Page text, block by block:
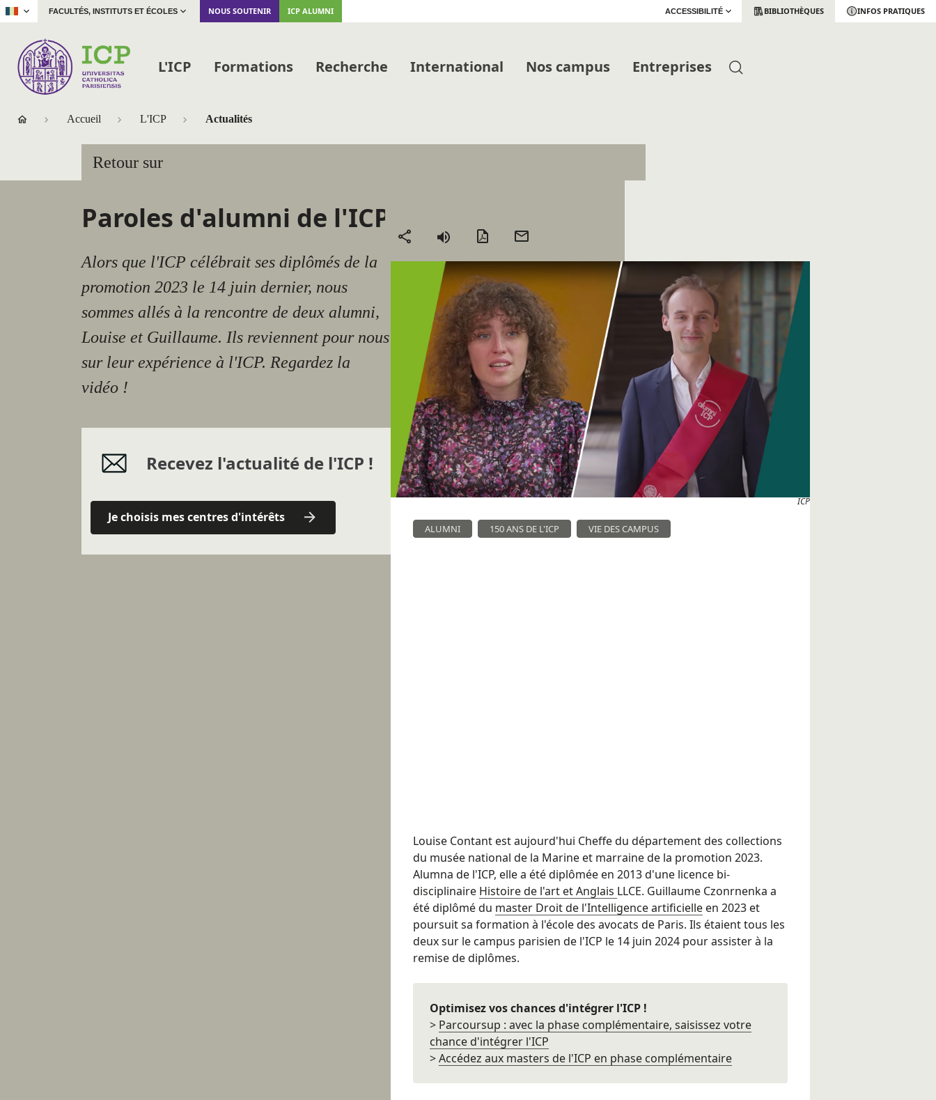
| FACULTÉS, INSTITUTS ET ÉCOLES NOUS SOUTENIR ICP ALUMNI ACCESSIBILITÉ BIBLIOTHÈQUES INFOS PRATIQUES
L'ICP Formations Recherche International Nos campus Entreprises
Accueil L'ICP Actualités
Retour sur
Paroles d'alumni de l'ICP
Alors que l'ICP célébrait ses diplômés de la
promotion 2023 le 14 juin dernier, nous
sommes allés à la rencontre de deux alumni,
Louise et Guillaume. Ils reviennent pour nous
sur leur expérience à l'ICP. Regardez la
vidéo !
Recevez l'actualité de l'ICP !
Je choisis mes centres d'intérêts
Partager
Version
mail
ICP
ALUMNI 150 ANS DE L'ICP VIE DES CAMPUS
Louise Contant est aujourd'hui Cheffe du département des collections
du musée national de la Marine et marraine de la promotion 2023.
Alumna de l'ICP, elle a été diplômée en 2013 d'une licence bi-
disciplinaire Histoire de l'art et Anglais LLCE. Guillaume Czonrnenka a
été diplômé du master Droit de l'Intelligence artificielle en 2023 et
poursuit sa formation à l'école des avocats de Paris. Ils étaient tous les
deux sur le campus parisien de l'ICP le 14 juin 2024 pour assister à la
remise de diplômes.
Optimisez vos chances d'intégrer l'ICP !
> Parcoursup : avec la phase complémentaire, saisissez votre
chance d'intégrer l'ICP
>Accédez aux masters de l'ICP en phase complémentaire